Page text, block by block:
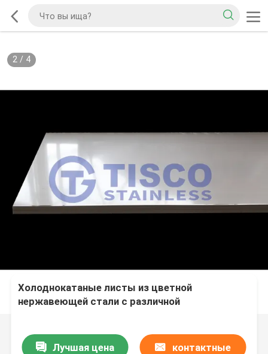
2/ 4
Холоднокатаные листы из цветной
нержавеющей стали с различной
Лучшая цена контактные